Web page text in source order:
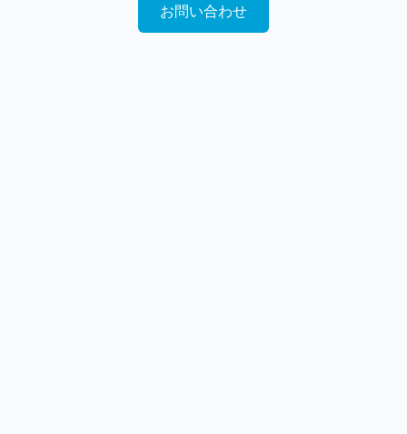
お問い合わせ